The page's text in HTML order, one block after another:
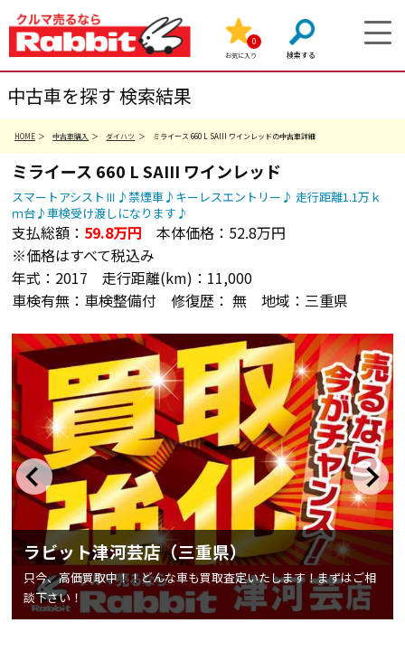
お気に入り
0
中古車を探す 検索結果
HOME 中古車購入 ダイハツ ミライース 660 L SAIII ワインレッドの中古車詳細
ミライース 660 L SAIII ワインレッド
スマートアシストⅢ♪禁煙車♪キーレスエントリー♪ 走行距離1.1万ｋ
ｍ台♪車検受け渡しになります♪
支払総額： 59.8万円 本体価格： 52.8万円
※価格はすべて税込み
年式： 2017 走行距離(km)： 11,000
車検有無： 車検整備付 修復歴： 無 地域： 三重県
ラビット津河芸店（三重県）
只今、高価買取中！！どんな車も買取査定いたします！まずはご相
談下さい！